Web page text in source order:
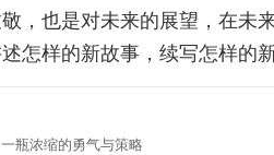
，也是对未来的展望，在未
怎样的新故事，续写怎样的新
瓶浓缩的勇气与策略